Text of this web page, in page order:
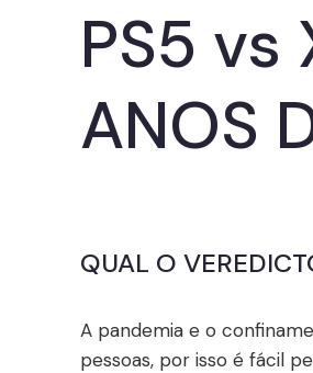
PS5 vs
ANOS
QUAL O
A pandemia e o
pessoas, por isso é fácil